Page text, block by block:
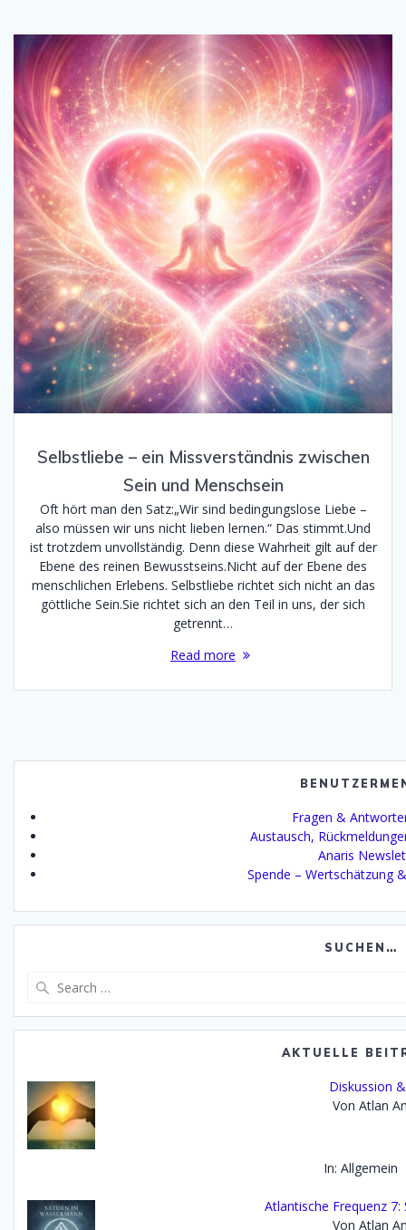
Selbstliebe – ein Missverständnis zwischen
Sein und Menschsein
Oft hört man den Satz:„Wir sind bedingungslose Liebe –
also müssen wir uns nicht lieben lernen.“ Das stimmt.Und
ist trotzdem unvollständig. Denn diese Wahrheit gilt auf der
Ebene des reinen Bewusstseins.Nicht auf der Ebene des
menschlichen Erlebens. Selbstliebe richtet sich nicht an das
göttliche Sein.Sie richtet sich an den Teil in uns, der sich
getrennt…
Read more
Fragen &
Austausch,
Anaris
Spende – Wertschätzung
SUCHEN…
AKTUELLE
Diskussion
Von Atlan
In: Allgemein
Atlantische Frequenz
Von Atlan